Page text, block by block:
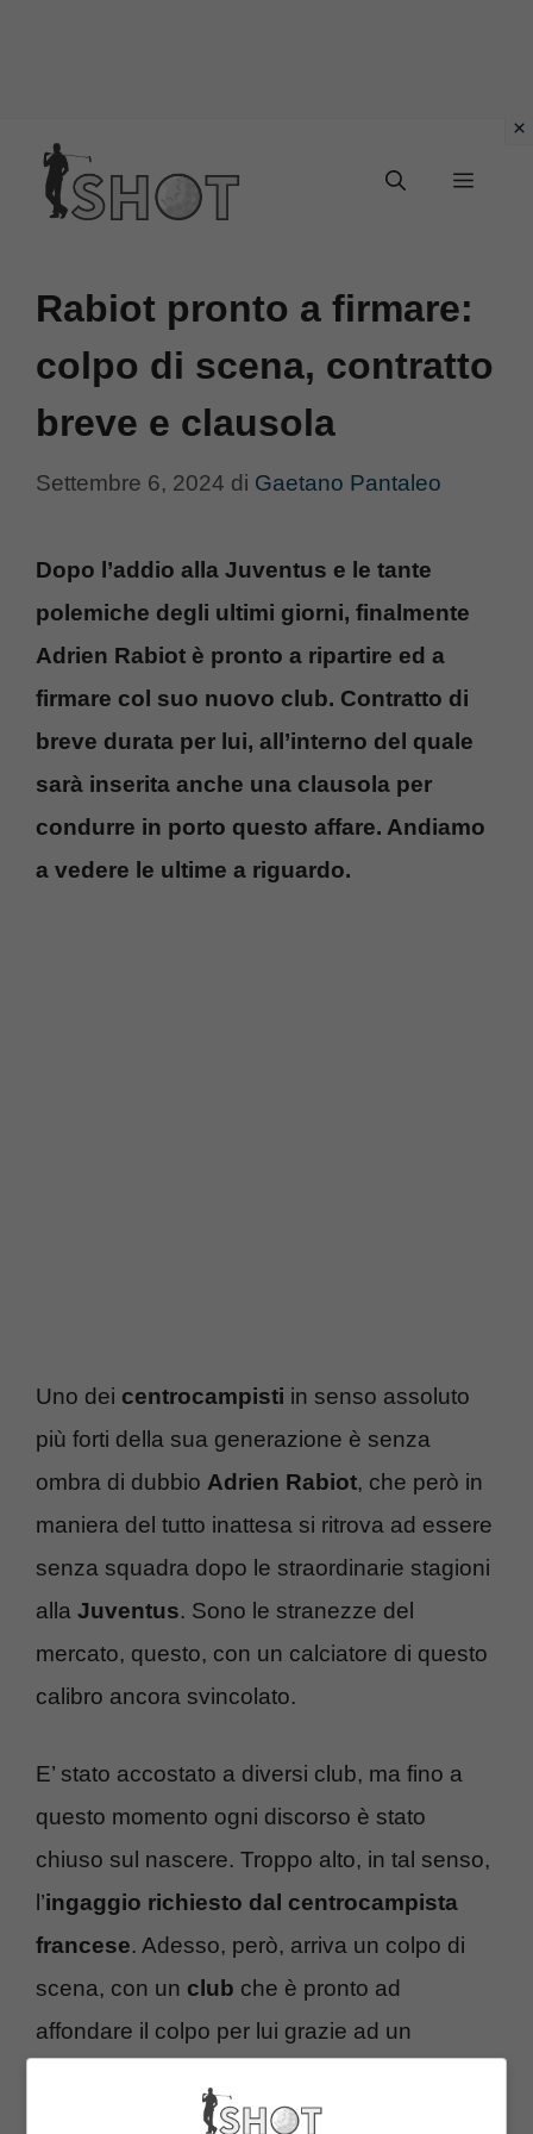
contenuto
Menu
Rabiot pronto a firmare:
colpo di scena, contratto
breve e clausola
Settembre 6, 2024 di Gaetano Pantaleo
Dopo l’addio alla Juventus e le tante
polemiche degli ultimi giorni, finalmente
Adrien Rabiot è pronto a ripartire ed a
firmare col suo nuovo club. Contratto di
breve durata per lui, all’interno del quale
sarà inserita anche una clausola per
condurre in porto questo affare. Andiamo
a vedere le ultime a riguardo.
Uno dei centrocampisti in senso assoluto
più forti della sua generazione è senza
ombra di dubbio Adrien Rabiot, che però in
maniera del tutto inattesa si ritrova ad essere
senza squadra dopo le straordinarie stagioni
alla Juventus. Sono le stranezze del
mercato, questo, con un calciatore di questo
calibro ancora svincolato.
E’ stato accostato a diversi club, ma fino a
questo momento ogni discorso è stato
chiuso sul nascere. Troppo alto, in tal senso,
l’ingaggio richiesto dal centrocampista
francese. Adesso, però, arriva un colpo di
scena, con un club che è pronto ad
affondare il colpo per lui grazie ad un
vedere le ultime notizie a riguardo.